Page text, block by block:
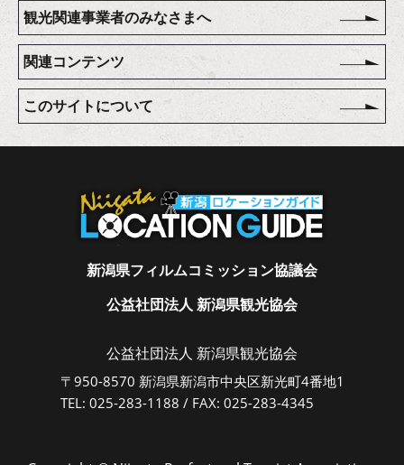
観光関連事業者のみなさまへ
関連コンテンツ
このサイトについて
新潟県フィルムコミッション協議会
公益社団法人 新潟県観光協会
公益社団法人 新潟県観光協会
〒950-8570 新潟県新潟市中央区新光町4番地1
TEL: 025-283-1188 / FAX: 025-283-4345